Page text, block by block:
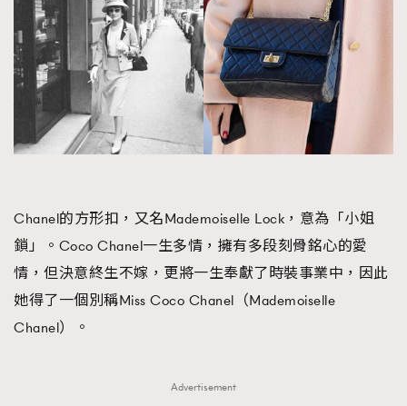
Chanel的方形扣，又名Mademoiselle Lock，意為「小姐
鎖」。Coco Chanel一生多情，擁有多段刻骨銘心的愛
情，但決意終生不嫁，更將一生奉獻了時裝事業中，因此
她得了一個別稱Miss Coco Chanel（Mademoiselle
Chanel）。
Advertisement